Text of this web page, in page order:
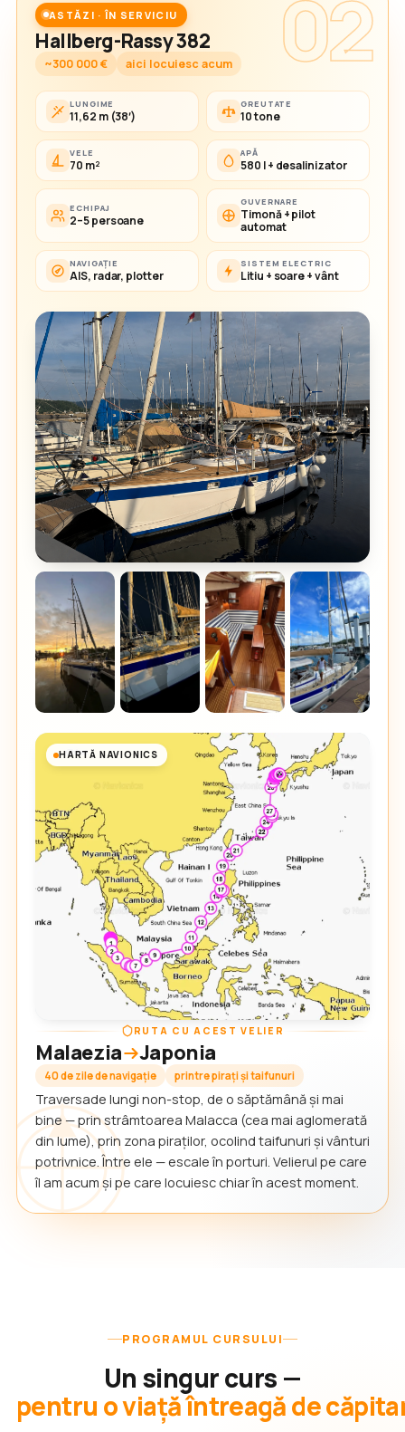
02
ASTĂZI · ÎN SERVICIU
Hallberg-Rassy 382
~300 000 € aici locuiesc acum
LUNGIME
11,62 m (38′)
GREUTATE
10 tone
VELE
70 m²
APĂ
580 l + desalinizator
ECHIPAJ
2–5 persoane
GUVERNARE
Timonă + pilot
automat
NAVIGAȚIE
AIS, radar, plotter
SISTEM ELECTRIC
Litiu + soare + vânt
HARTĂ NAVIONICS
RUTA CU ACEST VELIER
Malaezia Japonia
40 de zile de navigație printre pirați și taifunuri
Traversade lungi non-stop, de o săptămână și mai
bine — prin strâmtoarea Malacca (cea mai aglomerată
din lume), prin zona piraților, ocolind taifunuri și vânturi
potrivnice. Între ele — escale în porturi. Velierul pe care
îl am acum și pe care locuiesc chiar în acest moment.
PROGRAMUL CURSULUI
Un singur curs —
pentru o viață întreagă de